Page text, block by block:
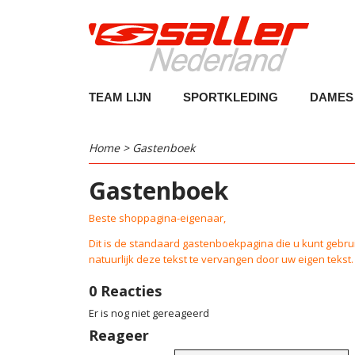
TEAM LIJN SPORTKLEDING DAMES
Home> Gastenboek
Gastenboek
Beste shoppagina-eigenaar,
Dit is de standaard gastenboekpagina die u kunt
natuurlijk deze tekst te vervangen door uw eigen tekst.
0 Reacties
Er is nog niet gereageerd
Reageer